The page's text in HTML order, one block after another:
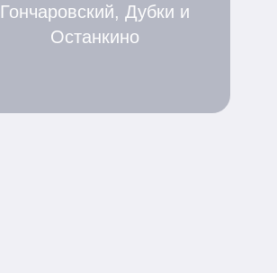
Гончаровский, Дубки и
Останкино